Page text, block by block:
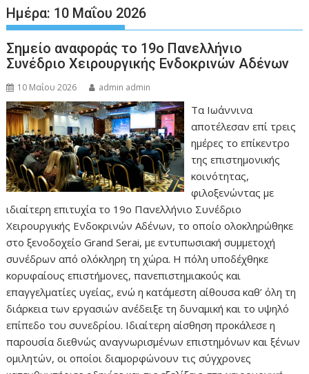
Ημέρα: 10 Μαΐου 2026
Σημείο αναφοράς το 19ο Πανελλήνιο
Συνέδριο Χειρουργικής Ενδοκρινών Αδένων
10 Μαΐου 2026 admin admin
Τα Ιωάννινα
αποτέλεσαν επί τρεις
ημέρες το επίκεντρο
της επιστημονικής
κοινότητας,
φιλοξενώντας με
ιδιαίτερη επιτυχία το 19ο Πανελλήνιο Συνέδριο
Χειρουργικής Ενδοκρινών Αδένων, το οποίο ολοκληρώθηκε
στο ξενοδοχείο Grand Serai, με εντυπωσιακή συμμετοχή
συνέδρων από ολόκληρη τη χώρα. Η πόλη υποδέχθηκε
κορυφαίους επιστήμονες, πανεπιστημιακούς και
επαγγελματίες υγείας, ενώ η κατάμεστη αίθουσα καθ’ όλη τη
διάρκεια των εργασιών ανέδειξε τη δυναμική και το υψηλό
επίπεδο του συνεδρίου. Ιδιαίτερη αίσθηση προκάλεσε η
παρουσία διεθνώς αναγνωρισμένων επιστημόνων και ξένων
ομιλητών, οι οποίοι διαμορφώνουν τις σύγχρονες